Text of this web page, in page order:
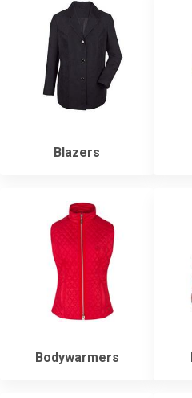
Blazers
Bodywarmers